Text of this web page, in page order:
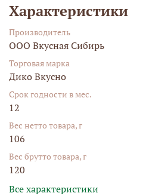
Характеристики
Производитель
ООО Вкусная Сибирь
Торговая марка
Дико Вкусно
Срок годности в мес.
12
Вес нетто товара, г
106
Вес брутто товара, г
120
Все характеристики